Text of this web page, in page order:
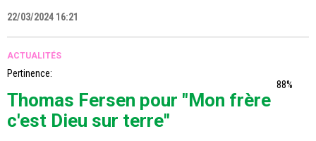
22/03/2024 16:21
ACTUALITÉS
Pertinence:
88%
Thomas Fersen pour "Mon frère
c'est Dieu sur terre"